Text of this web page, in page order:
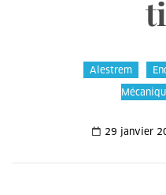
Alestrem
29 janvier